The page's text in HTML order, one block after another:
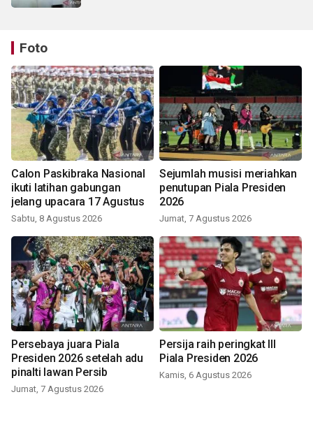
Foto
Calon Paskibraka Nasional
ikuti latihan gabungan
jelang upacara 17 Agustus
Sabtu, 8 Agustus 2026
Sejumlah musisi meriahkan
penutupan Piala Presiden
2026
Jumat, 7 Agustus 2026
Persebaya juara Piala
Presiden 2026 setelah adu
pinalti lawan Persib
Jumat, 7 Agustus 2026
Persija raih peringkat III
Piala Presiden 2026
Kamis, 6 Agustus 2026